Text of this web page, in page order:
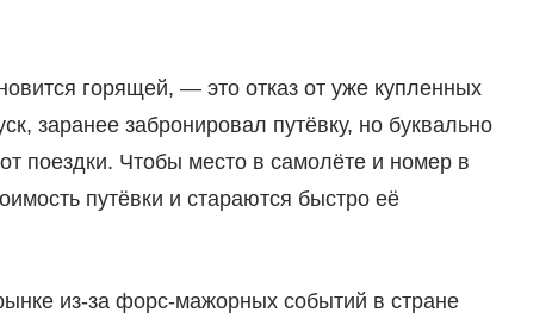
горящей, — это отказ от уже купленных
заранее забронировал путёвку, но буквально
поездки. Чтобы место в самолёте и номер в
путёвки и стараются быстро её
из-за форс-мажорных событий в стране